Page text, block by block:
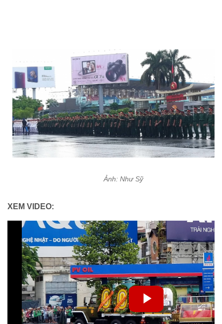
Ảnh: Như Sỹ
XEM VIDEO: